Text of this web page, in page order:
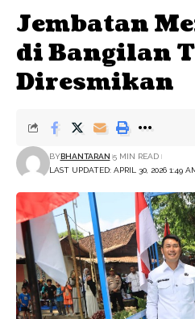
Jembatan
di Bangilan
Diresmikan
LAST UPDATED: APRIL 30, 2026 1:49
BYBHANTARAN 5 MIN READ